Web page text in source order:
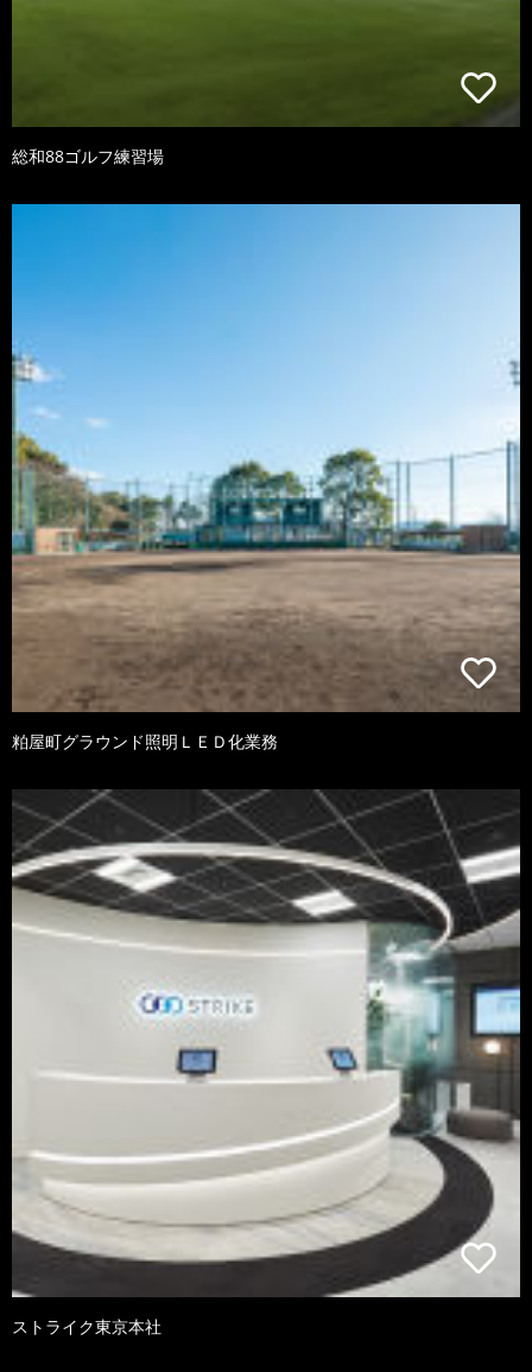
総和88ゴルフ練習場
粕屋町グラウンド照明ＬＥＤ化業務
ストライク東京本社